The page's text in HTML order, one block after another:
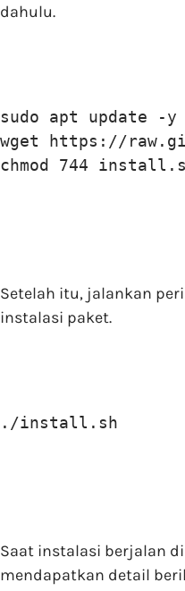
dahulu.
sudo apt update -y
wget https://
Setelah itu, jalankan
instalasi paket.
./install.sh
Saat instalasi berjalan
mendapatkan detail